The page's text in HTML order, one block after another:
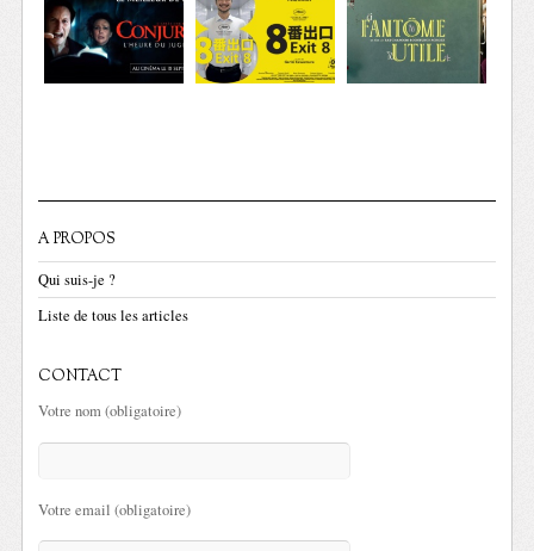
A PROPOS
Qui suis-je ?
Liste de tous les articles
CONTACT
Votre nom (obligatoire)
Votre email (obligatoire)